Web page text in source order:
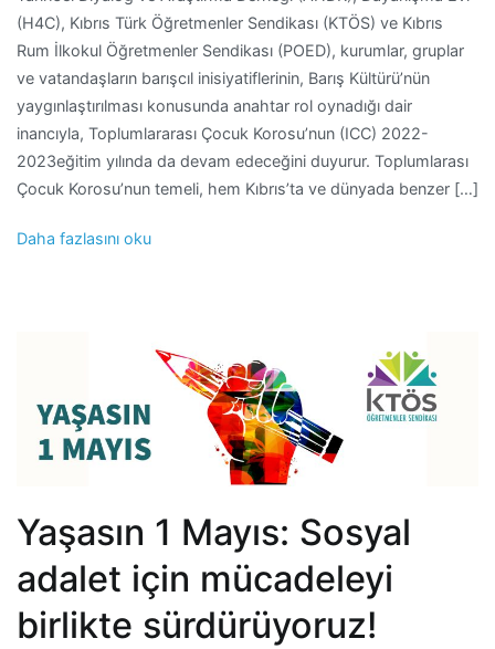
(H4C), Kıbrıs Türk Öğretmenler Sendikası (KTÖS) ve Kıbrıs
Rum İlkokul Öğretmenler Sendikası (POED), kurumlar, gruplar
ve vatandaşların barışcıl inisiyatiflerinin, Barış Kültürü’nün
yaygınlaştırılması konusunda anahtar rol oynadığı dair
inancıyla, Toplumlararası Çocuk Korosu’nun (ICC) 2022-
2023eğitim yılında da devam edeceğini duyurur. Toplumlarası
Çocuk Korosu’nun temeli, hem Kıbrıs’ta ve dünyada benzer […]
Daha fazlasını oku
Yaşasın 1 Mayıs: Sosyal
adalet için mücadeleyi
birlikte sürdürüyoruz!